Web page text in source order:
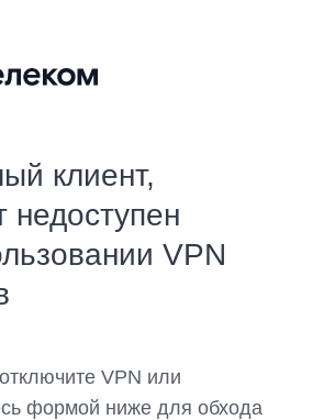
клиент,
недоступен
VPN
VPN или
формой ниже для обхода